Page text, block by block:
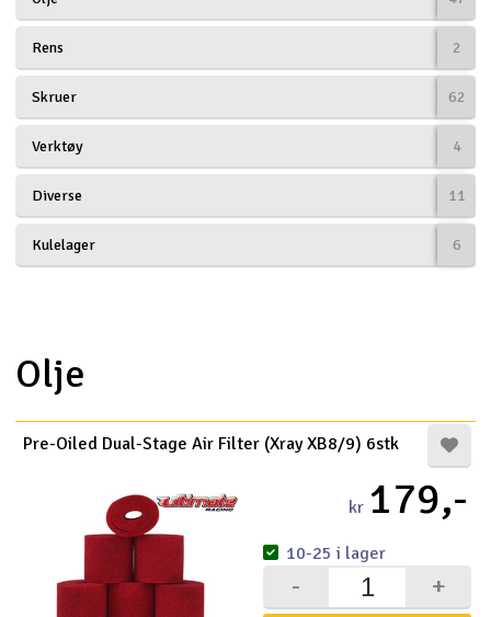
Drönare
Drönare för FPV
Flygplan
Helikopter
Modellbygg- och byggsatser
Modelljärnväg
Outlet
Radioutrustning
Rens 2
Skruer 62
Verktøy 4
Diverse 11
Kulelager 6
Olje
Pre-Oiled Dual-Stage Air Filter (Xray XB8/9) 6stk
kr 179,-
+
-
10-25 i lager